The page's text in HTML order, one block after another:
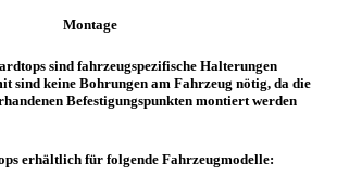
Montage
sind fahrzeugspezifische Halterungen
sind keine Bohrungen am Fahrzeug nötig, da die
Befestigungspunkten montiert werden
erhältlich für folgende Fahrzeugmodelle: